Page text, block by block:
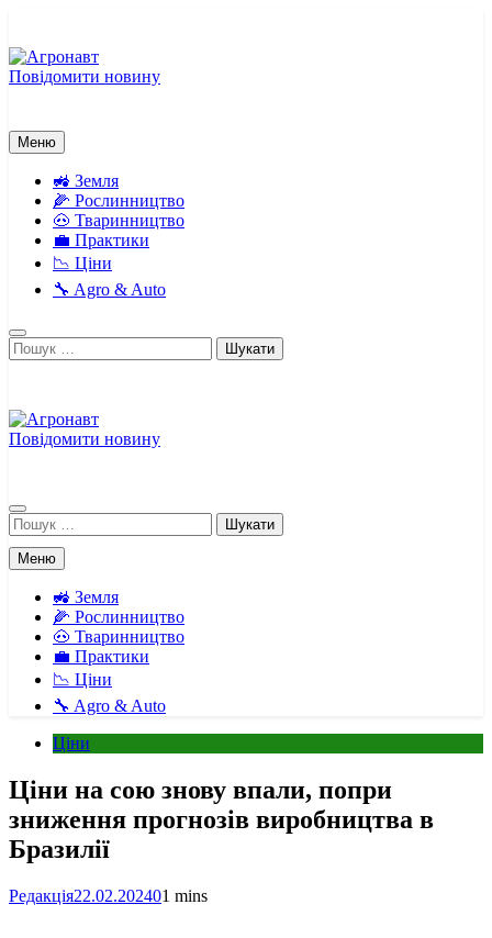
вмісту
Повідомити новину
Меню
🚜 Земля
🌽 Рослинництво
🐽 Тваринництво
💼 Практики
📉 Ціни
🔧 Agro & Auto
Пошук:
Повідомити новину
Пошук:
Меню
🚜 Земля
🌽 Рослинництво
🐽 Тваринництво
💼 Практики
📉 Ціни
🔧 Agro & Auto
Ціни
Ціни на сою знову впали, попри
зниження прогнозів виробництва в
Бразилії
Редакція22.02.202401 mins